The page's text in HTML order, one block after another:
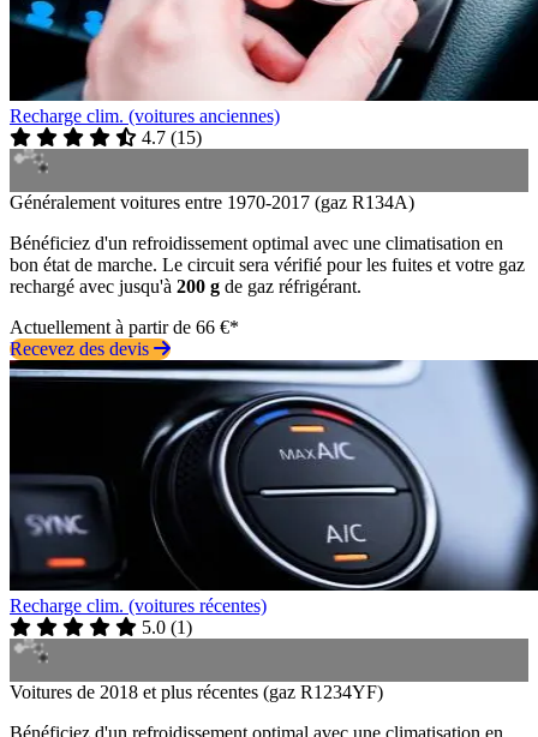
Recharge clim. (voitures anciennes)
4.7 (15)
Généralement voitures entre 1970-2017 (gaz R134A)
Bénéficiez d'un refroidissement optimal avec une climatisation en
bon état de marche. Le circuit sera vérifié pour les fuites et votre gaz
rechargé avec jusqu'à 200 g de gaz réfrigérant.
Actuellement à partir de 66 €*
Recevez des devis
Recharge clim. (voitures récentes)
5.0 (1)
Voitures de 2018 et plus récentes (gaz R1234YF)